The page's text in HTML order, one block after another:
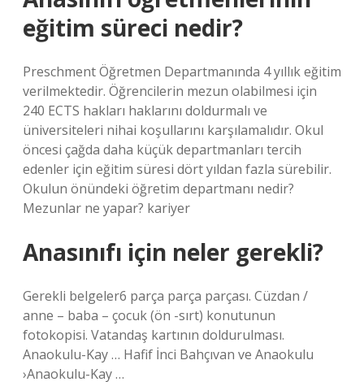
eğitim süreci nedir?
Preschment Öğretmen Departmanında 4 yıllık eğitim
verilmektedir. Öğrencilerin mezun olabilmesi için
240 ECTS hakları haklarını doldurmalı ve
üniversiteleri nihai koşullarını karşılamalıdır. Okul
öncesi çağda daha küçük departmanları tercih
edenler için eğitim süresi dört yıldan fazla sürebilir.
Okulun önündeki öğretim departmanı nedir?
Mezunlar ne yapar? kariyer
Anasınıfı için neler gerekli?
Gerekli belgeler6 parça parça parçası. Cüzdan /
anne – baba – çocuk (ön -sırt) konutunun
fotokopisi. Vatandaş kartının doldurulması.
Anaokulu-Kay … Hafif İnci Bahçıvan ve Anaokulu
›Anaokulu-Kay …